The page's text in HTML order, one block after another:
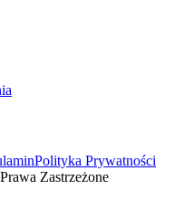
Polityka Prywatności
Zastrzeżone